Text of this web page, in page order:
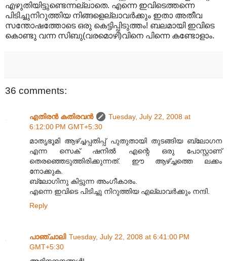
എഴുതിയിട്ടുണ്ടെന്നല്ലാതെ. എന്നെ ഇവിടെത്തന്നെ
പിടിച്ചുനിറുത്തിയ നിങ്ങളെല്ലാവര്‍ക്കും ഇതാ അതീവ
സന്തോഷത്തോടെ ഒരു കെട്ടിപ്പിടുത്തം! ബലമായി ഇവിടെ
കൊണ്ടു വന്ന സിബു(വരമൊഴി)വിനെ പിന്നെ കണ്ടോളാം.
36 comments:
എതിരന്‍ കതിരവന്‍
Tuesday, July 22, 2008 at
6:12:00 PM GMT+5:30
മാതൃഭൂമി ആഴ്ച്ചപ്പതിപ്പ് പുതുതായി തുടങ്ങിയ ബ്ലോഗന
എന്ന സെക് ഷനില്‍ എന്റെ ഒരു പോസ്റ്റാണ്
തെരഞ്ഞെടുത്തിരിക്കുന്നത്. ഈ ആഴ്ച്ചത്തെ ലക്കം
നോക്കുക.
ബ്ലോഗിനു കിട്ടുന്ന അംഗീകാരം.
എന്നെ ഇവിടെ പിടിച്ചു നിറുത്തിയ എല്ലാവര്‍ക്കും നന്ദി.
Reply
പാഞ്ചാലി Tuesday, July 22, 2008 at 6:41:00 PM
GMT+5:30